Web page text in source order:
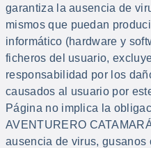
garantiza la ausencia de
mismos que puedan
informático (hardware y
ficheros del usuario,
responsabilidad por los
causados al usuario por
Página no implica la
AVENTURERO
ausencia de virus, gusanos